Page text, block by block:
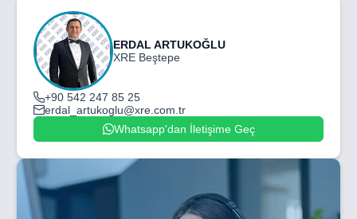
ERDAL ARTUKOĞLU
XRE Beştepe
+90 542 247 85 25
erdal_artukoglu@xre.com.tr
Whatsapp'dan İletişime Geç